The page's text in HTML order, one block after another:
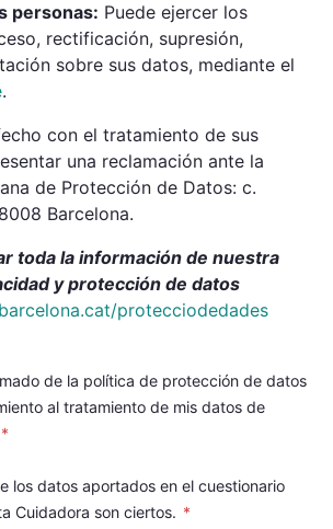
personas: Puede ejercer los
rectificación, supresión,
sobre sus datos, mediante el
.
con el tratamiento de sus
una reclamación ante la
de Protección de Datos: c.
Barcelona.
toda la información de nuestra
y protección de datos
protecciodedades
de la política de protección de datos
al tratamiento de mis datos de
los datos aportados en el cuestionario
Cuidadora son ciertos.